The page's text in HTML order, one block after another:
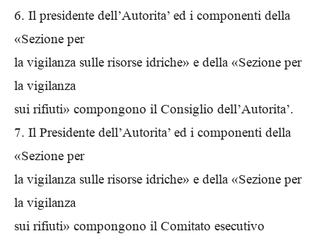
6. Il presidente dell’Autorita’ ed i componenti della
«Sezione per
la vigilanza sulle risorse idriche» e della «Sezione per
la vigilanza
sui rifiuti» compongono il Consiglio dell’Autorita’.
7. Il Presidente dell’Autorita’ ed i componenti della
«Sezione per
la vigilanza sulle risorse idriche» e della «Sezione per
la vigilanza
sui rifiuti» compongono il Comitato esecutivo